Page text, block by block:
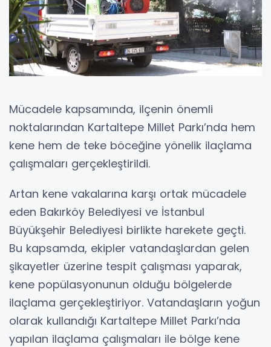
Mücadele kapsamında, ilçenin önemli
noktalarından Kartaltepe Millet Parkı’nda hem
kene hem de teke böceğine yönelik ilaçlama
çalışmaları gerçekleştirildi.
Artan kene vakalarına karşı ortak mücadele
eden Bakırköy Belediyesi ve İstanbul
Büyükşehir Belediyesi birlikte harekete geçti.
Bu kapsamda, ekipler vatandaşlardan gelen
şikayetler üzerine tespit çalışması yaparak,
kene popülasyonunun olduğu bölgelerde
ilaçlama gerçekleştiriyor. Vatandaşların yoğun
olarak kullandığı Kartaltepe Millet Parkı’nda
yapılan ilaçlama çalışmaları ile bölge kene